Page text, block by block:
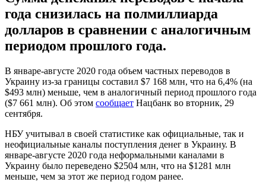
года снизилась на полмиллиарда
долларов в сравнении с аналогичным
периодом прошлого года.
В январе-августе 2020 года объем частных переводов в
Украину из-за границы составил $7 168 млн, что на 6,4% (на
$493 млн) меньше, чем в аналогичный период прошлого года
($7 661 млн). Об этом сообщает Нацбанк во вторник, 29
сентября.
НБУ учитывал в своей статистике как официальные, так и
неофициальные каналы поступления денег в Украину. В
январе-августе 2020 года неформальными каналами в
Украину было переведено $2504 млн, что на $1281 млн
меньше, чем за этот же период годом ранее.